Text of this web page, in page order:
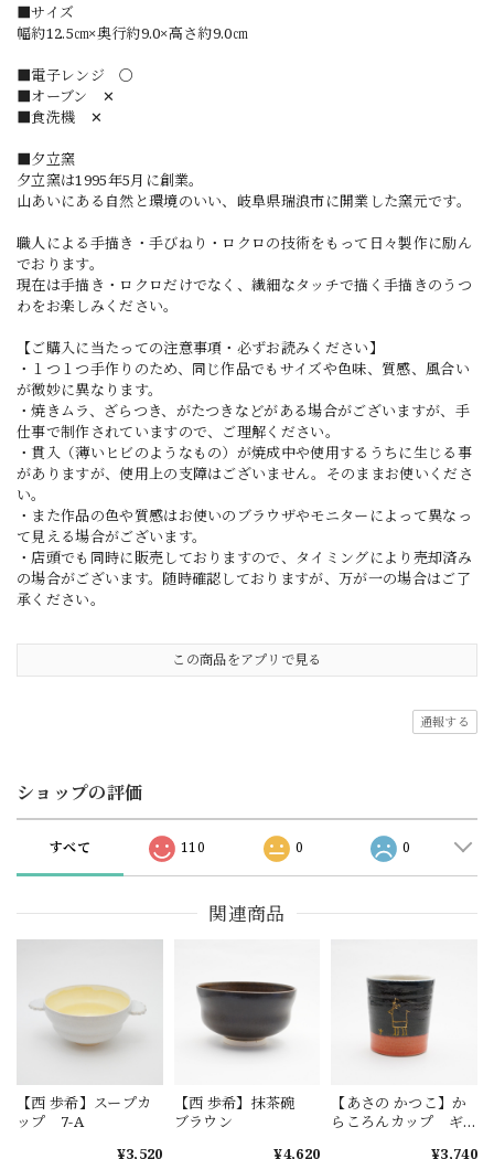
■サイズ
幅約12.5㎝×奥行約9.0×高さ約9.0㎝
■電子レンジ 〇
■オーブン ✕
■食洗機 ✕
■夕立窯
夕立窯は1995年5月に創業。
山あいにある自然と環境のいい、岐阜県瑞浪市に開業した窯元です。
職人による手描き・手びねり・ロクロの技術をもって日々製作に励ん
でおります。
現在は手描き・ロクロだけでなく、繊細なタッチで描く手描きのうつ
わをお楽しみください。
【ご購入に当たっての注意事項・必ずお読みください】
・１つ１つ手作りのため、同じ作品でもサイズや色味、質感、風合い
が微妙に異なります。
・焼きムラ、ざらつき、がたつきなどがある場合がございますが、手
仕事で制作されていますので、ご理解ください。
・貫入（薄いヒビのようなもの）が焼成中や使用するうちに生じる事
がありますが、使用上の支障はございません。そのままお使いくださ
い。
・また作品の色や質感はお使いのブラウザやモニターによって異なっ
て見える場合がございます。
・店頭でも同時に販売しておりますので、タイミングにより売却済み
の場合がございます。随時確認しておりますが、万が一の場合はご了
承ください。
この商品をアプリで見る
通報する
ショップの評価
すべて 110 0 0
関連商品
【西 歩希】スープカ
ップ 7-A
¥3,520
【西 歩希】抹茶碗
ブラウン
¥4,620
【あさの かつこ】か
らころんカップ ギ
¥3,740